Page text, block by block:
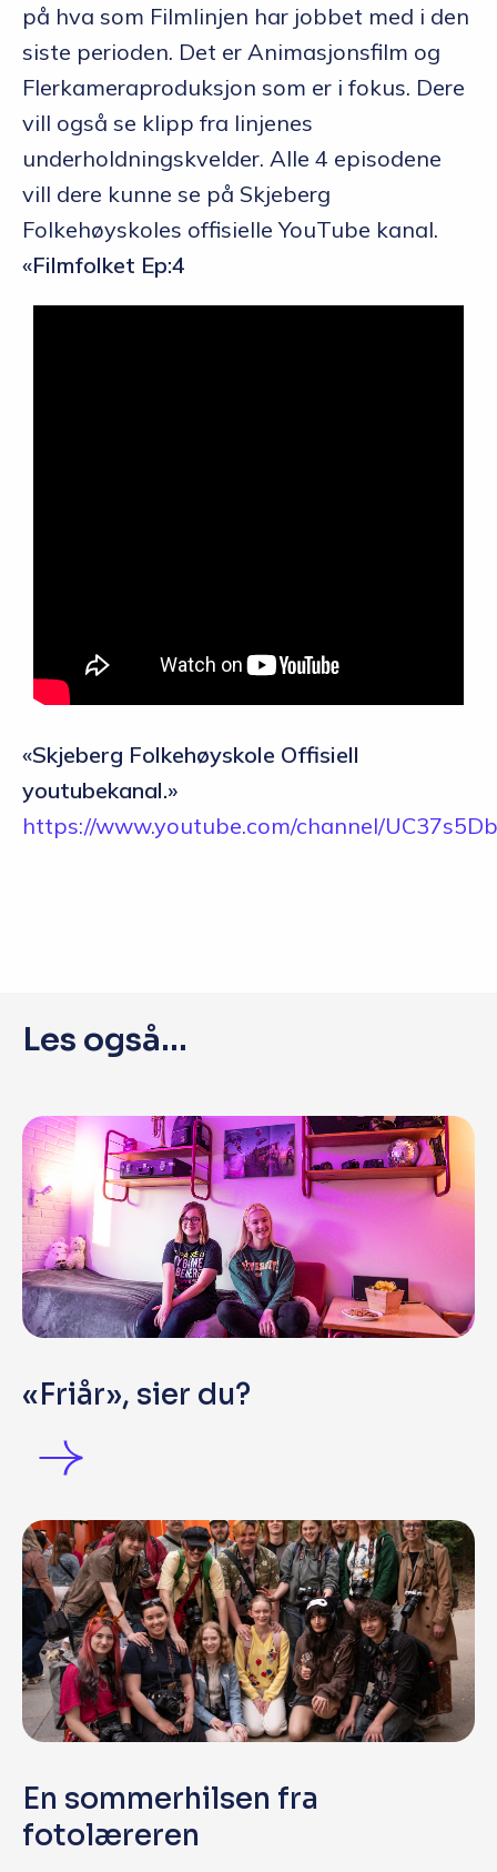
på hva som Filmlinjen har jobbet med i den
siste perioden. Det er Animasjonsfilm og
Flerkameraproduksjon som er i fokus. Dere
vill også se klipp fra linjenes
underholdningskvelder. Alle 4 episodene
vill dere kunne se på Skjeberg
Folkehøyskoles offisielle YouTube kanal.
«Filmfolket Ep:4
«Skjeberg Folkehøyskole Offisiell
youtubekanal.»
https://www.youtube.com/channel/
Les også...
«Friår», sier du?
En sommerhilsen fra
fotolæreren